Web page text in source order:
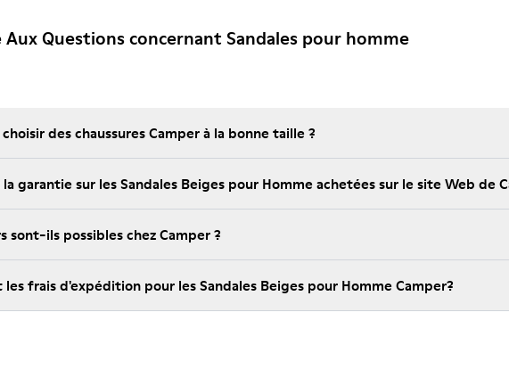
Aux Questions concernant Sandales pour homme
des chaussures Camper à la bonne taille ?
garantie sur les Sandales Beiges pour Homme achetées sur le site Web de
sont-ils possibles chez Camper ?
les frais d'expédition pour les Sandales Beiges pour Homme Camper?